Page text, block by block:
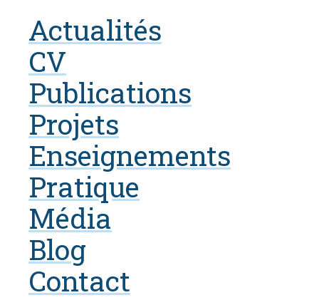
Actualités
CV
Publications
Projets
Enseignements
Pratique
Média
Blog
Contact